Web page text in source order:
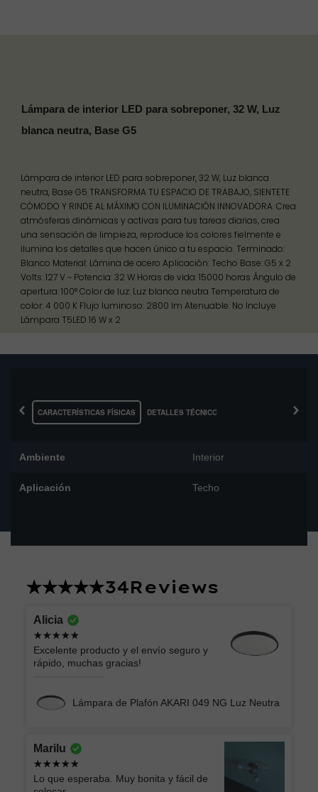
Lámpara de interior LED para sobreponer, 32 W, Luz
blanca neutra, Base G5
Lámpara de interior LED para sobreponer, 32 W, Luz blanca
neutra, Base G5 TRANSFORMA TU ESPACIO DE TRABAJO, SIENTETE
CÓMODO Y RINDE AL MÁXIMO CON ILUMINACIÓN INNOVADORA. Crea
atmósferas dinámicas y activas para tus tareas diarias, crea
una sensación de limpieza, reproduce los colores fielmente e
ilumina los detalles que hacen único a tu espacio. Terminado:
Blanco Material: Lámina de acero Aplicación: Techo Base: G5 x 2
Volts: 127 V ~ Potencia: 32 W Horas de vida: 15000 horas Ángulo de
apertura: 100° Color de luz: Luz blanca neutra Temperatura de
color: 4 000 K Flujo luminoso: 2800 lm Atenuable: No Incluye
Lámpara T5LED 16 W x 2
‹ CARACTERÍSTICAS FÍSICAS DETALLES TÉCNICOS ›
Ambiente Interior
Aplicación Techo
34Reviews
Alicia
Excelente producto y el envío seguro y
rápido, muchas gracias!
Lámpara de Plafón AKARI 049 NG Luz Neutra
Marilu
Lo que esperaba. Muy bonita y fácil de